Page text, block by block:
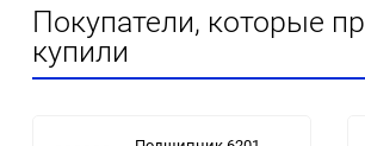
Покупатели, которые
купили